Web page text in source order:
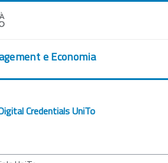
e Economia
Credentials UniTo